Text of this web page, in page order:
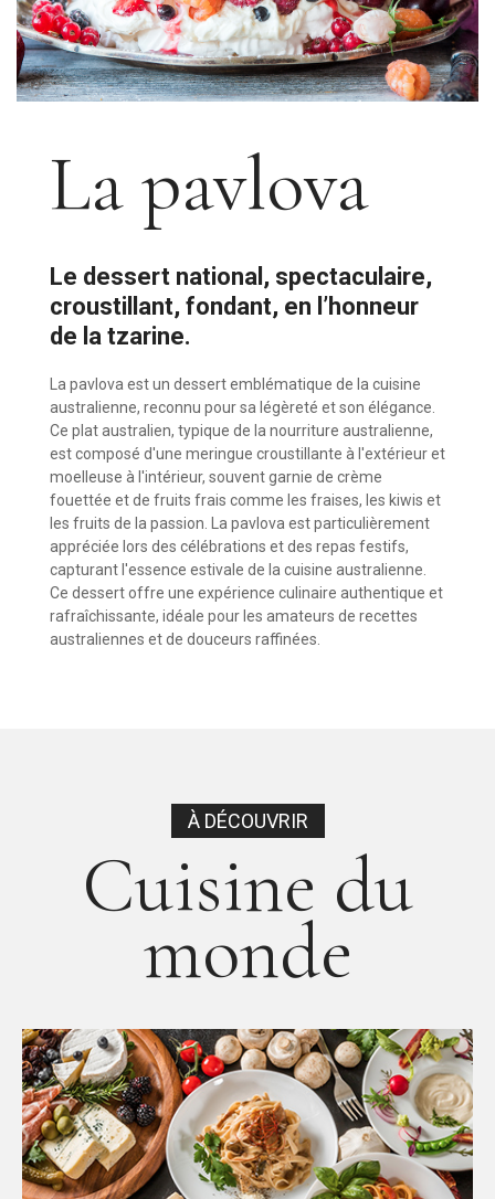
La pavlova
Le dessert national, spectaculaire,
croustillant, fondant, en l’honneur
de la tzarine.
La pavlova est un dessert emblématique de la cuisine
australienne, reconnu pour sa légèreté et son élégance.
Ce plat australien, typique de la nourriture australienne,
est composé d'une meringue croustillante à l'extérieur et
moelleuse à l'intérieur, souvent garnie de crème
fouettée et de fruits frais comme les fraises, les kiwis et
les fruits de la passion. La pavlova est particulièrement
appréciée lors des célébrations et des repas festifs,
capturant l'essence estivale de la cuisine australienne.
Ce dessert offre une expérience culinaire authentique et
rafraîchissante, idéale pour les amateurs de recettes
australiennes et de douceurs raffinées.
À DÉCOUVRIR
Cuisine du
monde